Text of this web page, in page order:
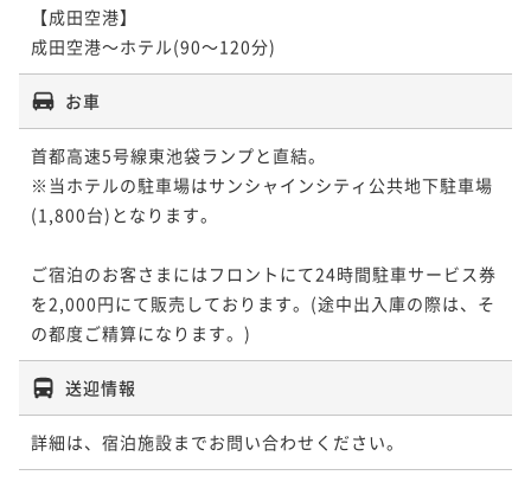
【成田空港】
お車
首都高速5号線東池袋ランプと直結。
※当ホテルの駐車場はサンシャインシティ公共地下駐車場
(1,800台)となります。
ご宿泊のお客さまにはフロントにて24時間駐車サービス券
を2,000円にて販売しております。(途中出入庫の際は、そ
送迎情報
詳細は、宿泊施設までお問い合わせください。